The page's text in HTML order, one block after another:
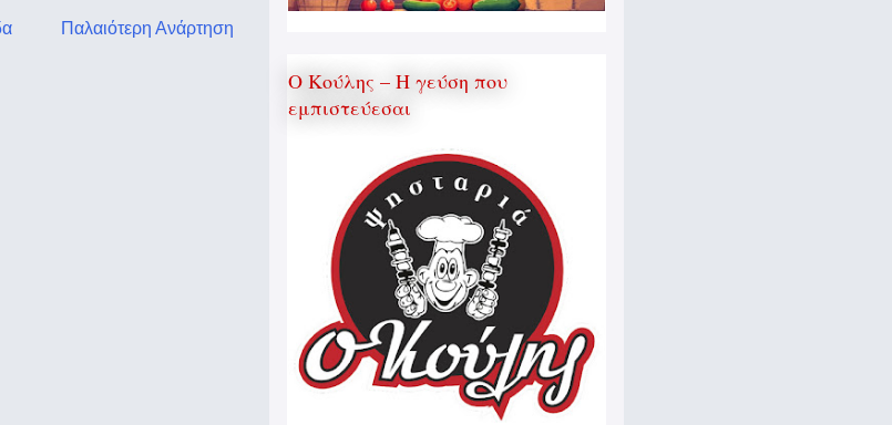
Παλαιότερη Ανάρτηση
Ο Κούλης – Η γεύση που
εμπιστεύεσαι